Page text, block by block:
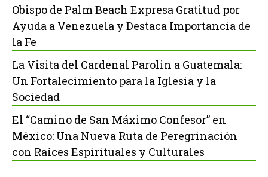
Obispo de Palm Beach Expresa Gratitud por
Ayuda a Venezuela y Destaca Importancia de
la Fe
La Visita del Cardenal Parolin a Guatemala:
Un Fortalecimiento para la Iglesia y la
Sociedad
El “Camino de San Máximo Confesor” en
México: Una Nueva Ruta de Peregrinación
con Raíces Espirituales y Culturales